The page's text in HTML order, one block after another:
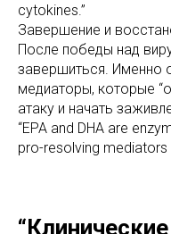
cytokines.”
Завершение и
После победы над
завершиться. Именно
медиаторы, которые
атаку и начать
“EPA and DHA are
pro-resolving mediators